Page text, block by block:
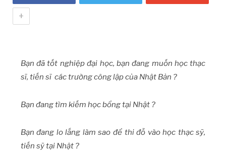
+
Bạn đã tốt nghiệp đại học, bạn đang muốn học thạc
sĩ, tiến sĩ các trường công lập của Nhật Bản ?
Bạn đang tìm kiếm học bổng tại Nhật ?
Bạn đang lo lắng làm sao để thi đỗ vào học thạc sỹ,
tiến sỹ tại Nhật ?